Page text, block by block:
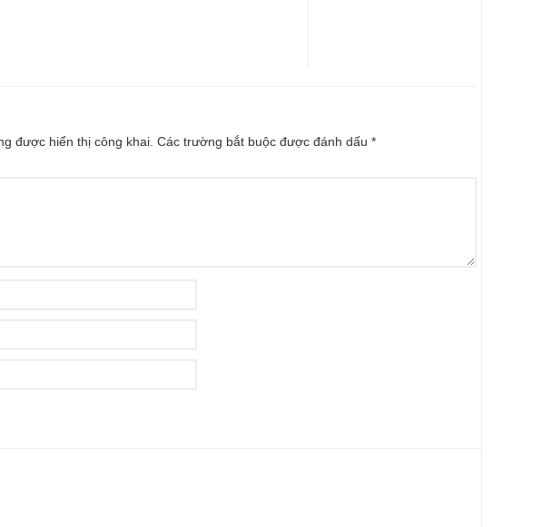
được hiển thị công khai. Các trường bắt buộc được đánh dấu *